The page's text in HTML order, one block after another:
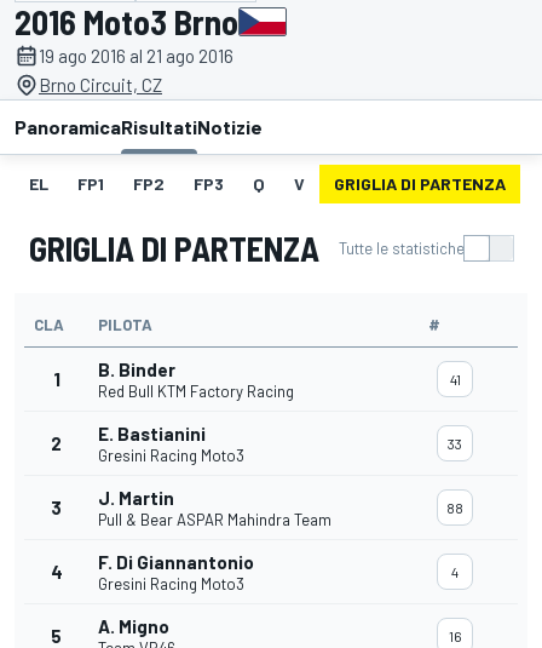
2016 Moto3 Brno
19 ago 2016 al 21 ago 2016
Brno Circuit, CZ
PanoramicaRisultatiNotizie
EL FP1 FP2 FP3 Q V GRIGLIA DI PARTENZA
GRIGLIA DI PARTENZA Tutte le statistiche
CLA PILOTA #
1 B. Binder
Red Bull KTM Factory Racing
41
2 E. Bastianini
Gresini Racing Moto3
33
3 J. Martin
Pull & Bear ASPAR Mahindra Team
88
4 F. Di Giannantonio
Gresini Racing Moto3
4
5 A. Migno 16